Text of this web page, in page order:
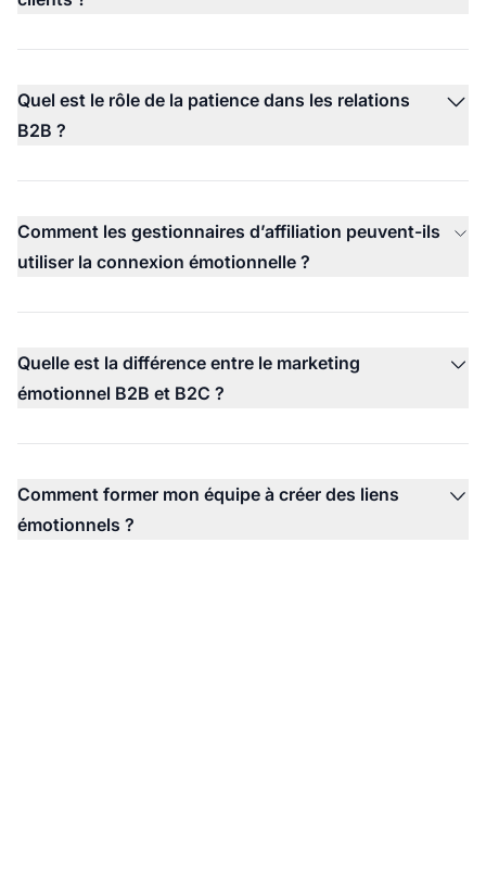
Quel est le rôle de la patience dans les relations
B2B ?
Comment les gestionnaires d’affiliation peuvent-ils
utiliser la connexion émotionnelle ?
Quelle est la différence entre le marketing
émotionnel B2B et B2C ?
Comment former mon équipe à créer des liens
émotionnels ?